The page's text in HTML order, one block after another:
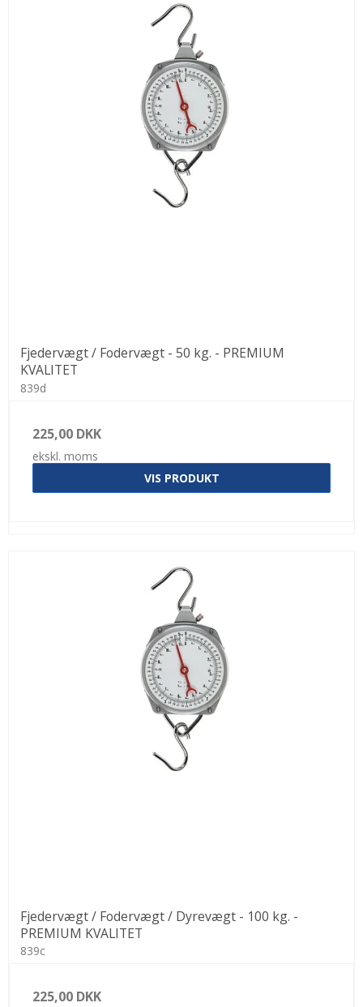
Fjedervægt / Fodervægt - 50 kg. - PREMIUM
KVALITET
839d
225,00 DKK
ekskl. moms
VIS PRODUKT
Fjedervægt / Fodervægt / Dyrevægt - 100 kg. -
PREMIUM KVALITET
839c
225,00 DKK